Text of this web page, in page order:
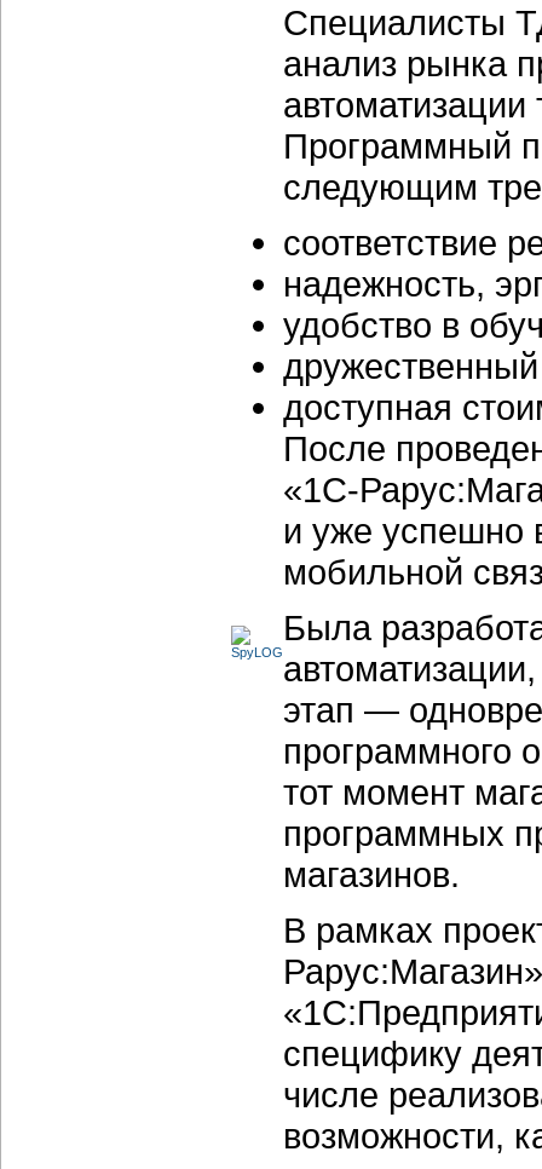
Специалисты
анализ рынка
автоматизации
Программный
следующим
соответствие
надежность,
удобство в
доступная
После
«1С-
и уже успешно
мобильной
Была
этап —
программного
тот момент
программных
магазинов.
В рамках
специфику
числе
возможности,